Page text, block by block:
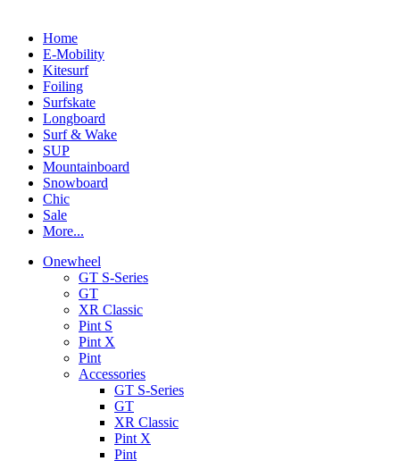
Home
E-Mobility
Kitesurf
Foiling
Surfskate
Longboard
Surf & Wake
SUP
Mountainboard
Snowboard
Chic
Sale
More...
Onewheel
GT S-Series
GT
XR Classic
Pint S
Pint X
Pint
Accessories
GT S-Series
GT
XR Classic
Pint X
Pint